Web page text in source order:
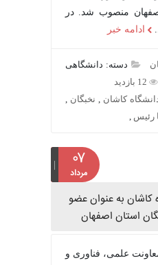
منصوب شد. در
خبر
دسته: دانشگاهی
کاشان ,نخبگان ,
۰۷
مرداد
به عنوان عضو
اصفهان
فناوری و